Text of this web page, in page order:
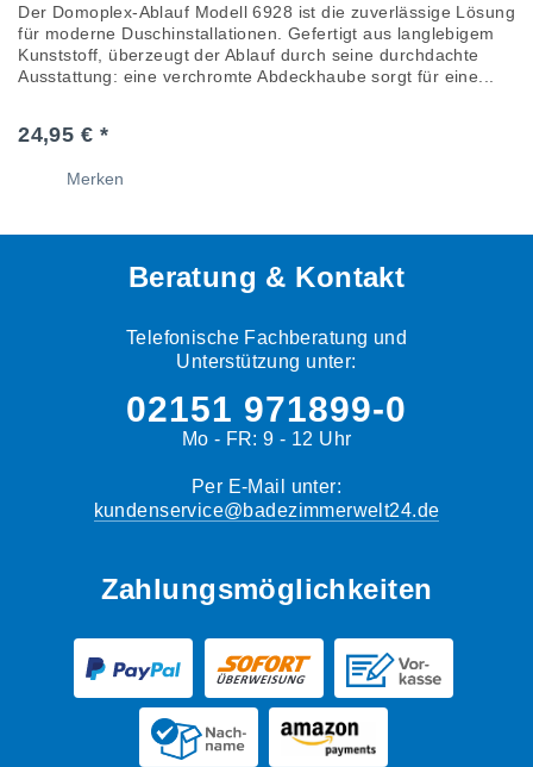
Der Domoplex-Ablauf Modell 6928 ist die zuverlässige Lösung
für moderne Duschinstallationen. Gefertigt aus langlebigem
Kunststoff, überzeugt der Ablauf durch seine durchdachte
Ausstattung: eine verchromte Abdeckhaube sorgt für eine...
24,95 € *
Merken
Beratung & Kontakt
Telefonische Fachberatung und
Unterstützung unter:
02151 971899-0
Mo - FR: 9 - 12 Uhr
Per E-Mail unter:
kundenservice@badezimmerwelt24.de
Zahlungsmöglichkeiten